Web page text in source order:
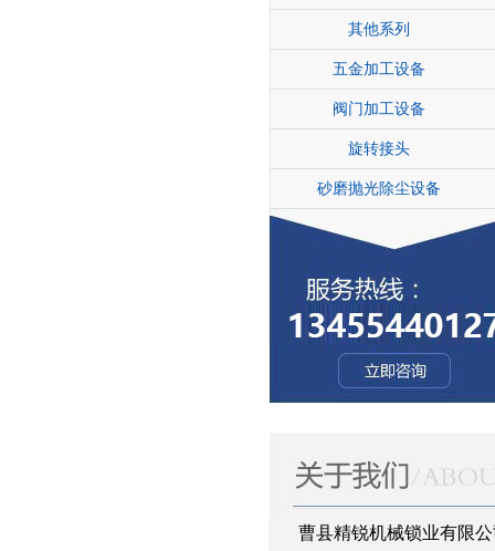
其他系列
五金加工设备
阀门加工设备
旋转接头
砂磨抛光除尘设备
曹县精锐机械锁业有限